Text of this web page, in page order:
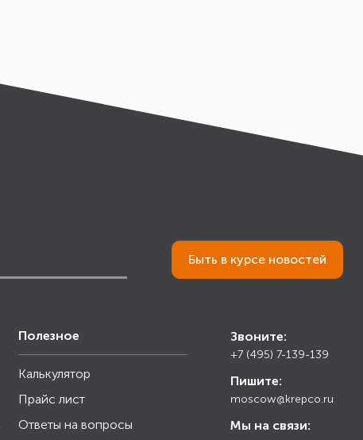
Быть в курсе новостей
Полезное
Калькулятор
Прайс лист
Ответы на вопросы
Звоните:
+7 (495) 7-139-139
Пишите:
moscow@krepco.ru
Мы на связи: